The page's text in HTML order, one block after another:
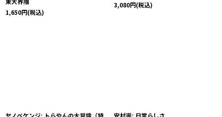
1,650円(税込)
3,080円(税込)